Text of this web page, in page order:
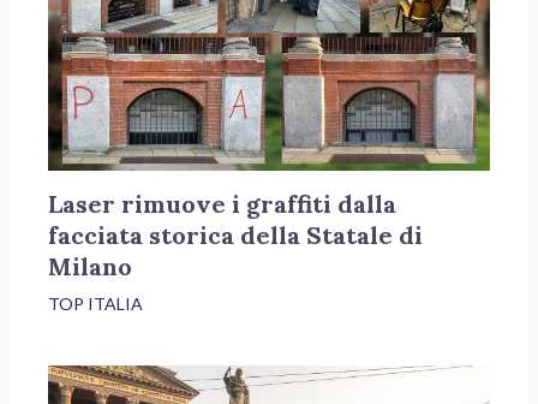
Laser rimuove i graffiti dalla
facciata storica della Statale di
Milano
TOP ITALIA